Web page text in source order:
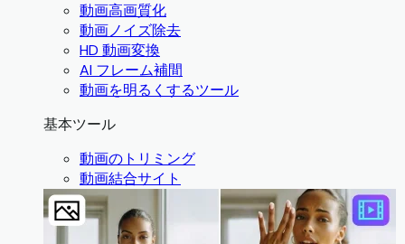
動画高画質化
動画ノイズ除去
HD 動画変換
AI フレーム補間
動画を明るくするツール
基本ツール
動画のトリミング
動画結合サイト